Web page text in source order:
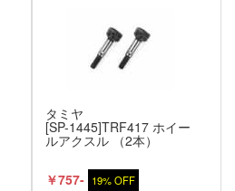
タミヤ
[SP-1445]TRF417 ホイー
ルアクスル （2本）
￥757- 19% OFF